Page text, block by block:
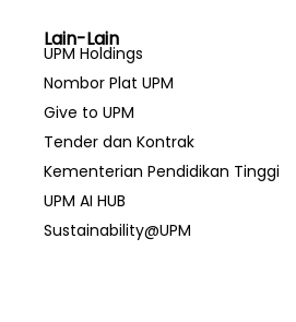
Lain-Lain
UPM Holdings
Nombor Plat UPM
Give to UPM
Tender dan Kontrak
Kementerian Pendidikan Tinggi
UPM AI HUB
Sustainability@UPM